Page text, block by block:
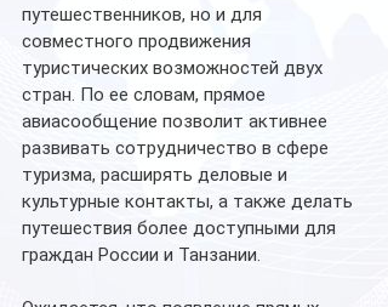
путешественников, но и для
совместного продвижения
туристических возможностей двух
стран. По ее словам, прямое
авиасообщение позволит активнее
развивать сотрудничество в сфере
туризма, расширять деловые и
культурные контакты, а также делать
путешествия более доступными для
граждан России и Танзании.